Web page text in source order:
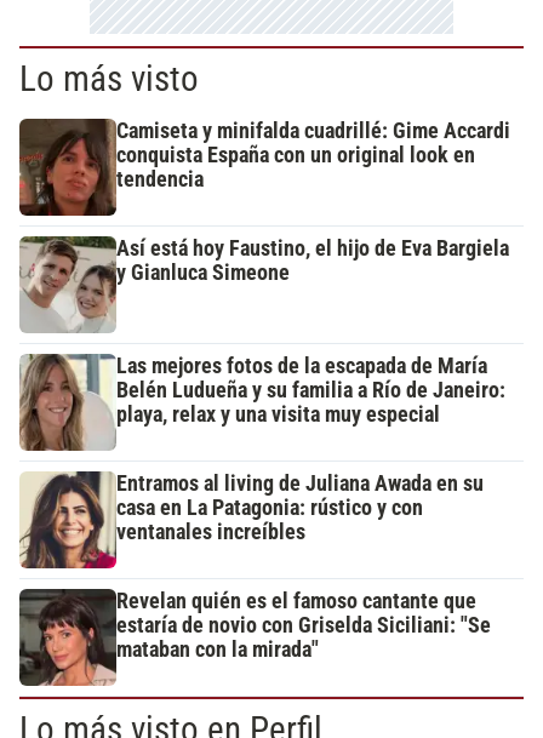
Lo más visto
Camiseta y minifalda cuadrillé: Gime Accardi
conquista España con un original look en
tendencia
Así está hoy Faustino, el hijo de Eva Bargiela
y Gianluca Simeone
Las mejores fotos de la escapada de María
Belén Ludueña y su familia a Río de Janeiro:
playa, relax y una visita muy especial
Entramos al living de Juliana Awada en su
casa en La Patagonia: rústico y con
ventanales increíbles
Revelan quién es el famoso cantante que
estaría de novio con Griselda Siciliani: "Se
mataban con la mirada"